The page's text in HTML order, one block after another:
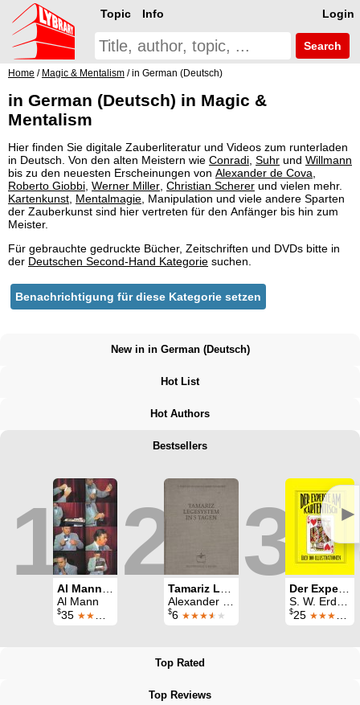
Login
Topic Info
Search
Home / Magic & Mentalism / in German (Deutsch)
in German (Deutsch) in Magic &
Mentalism
Hier finden Sie digitale Zauberliteratur und Videos zum runterladen
in Deutsch. Von den alten Meistern wie Conradi Suhr und Willmann
bis zu den neuesten Erscheinungen von Alexander de Cova
Roberto Giobbi Werner Miller Christian Scherer und vielen mehr.
Kartenkunst Mentalmagie , Manipulation und viele andere Sparten
der Zauberkunst sind hier vertreten für den Anfänger bis hin zum
Meister.
Für gebrauchte gedruckte Bücher, Zeitschriften und DVDs bitte in
der Deutschen Second-Hand Kategorie suchen.
Benachrichtigung für diese Kategorie setzen
New in in German (Deutsch)
Hot List
Hot Authors
Bestsellers
►
1
Al Mann Lecture
Al Mann
$35 ★★★★
2
Tamariz Legesystem in 5 Tagen
Alexander de Cova
$6 ★★★★ ★
3
Der Experte am Kartentisch
S. W. Erdnase & Christian Scherer
$25 ★★★★★
Top Rated
Top Reviews